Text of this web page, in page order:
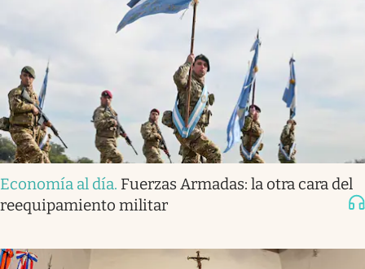
Economía al día. Fuerzas Armadas: la otra cara del
reequipamiento militar